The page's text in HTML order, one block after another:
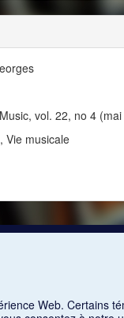
vol. 22, no 4
Vie musicale
Web.